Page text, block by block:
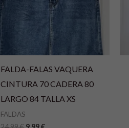
FALDA-FALAS VAQUERA
CINTURA 70 CADERA 80
LARGO 84 TALLA XS
FALDAS